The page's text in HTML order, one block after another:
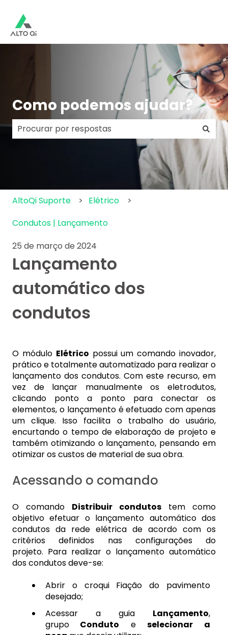
Como podemos ajudar?
Não há sugestões porque o campo de pesquisa
AltoQi Suporte
Elétrico
Condutos | Lançamento
25 de março de 2024
Lançamento
automático dos
condutos
O módulo Elétrico possui um comando inovador,
prático e totalmente automatizado para realizar o
lançamento dos condutos. Com este recurso, em
vez de lançar manualmente os eletrodutos,
clicando ponto a ponto para conectar os
elementos, o lançamento é efetuado com apenas
um clique. Isso facilita o trabalho do usuário,
encurtando o tempo de elaboração de projeto e
também otimizando o lançamento, pensando em
otimizar os custos de material de sua obra.
Acessando o comando
O comando Distribuir condutos tem como
objetivo efetuar o lançamento automático dos
condutos da rede elétrica de acordo com os
critérios definidos nas configurações do
projeto. Para realizar o lançamento automático
dos condutos deve-se:
Abrir o croqui Fiação do pavimento
desejado;
Acessar a guia Lançamento,
grupo Conduto eselecionar a